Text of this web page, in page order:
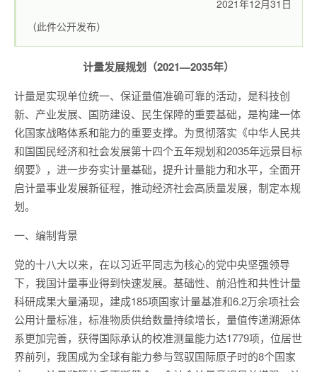
2021年12月31日
（此件公开发布）
计量发展规划（2021—2035年）
计量是实现单位统一、保证量值准确可靠的活动，是科技创
新、产业发展、国防建设、民生保障的重要基础，是构建一体
化国家战略体系和能力的重要支撑。为贯彻落实《中华人民共
和国国民经济和社会发展第十四个五年规划和2035年远景目标
纲要》，进一步夯实计量基础，提升计量能力和水平，全面开
启计量事业发展新征程，推动经济社会高质量发展，制定本规
划。
一、编制背景
党的十八大以来，在以习近平同志为核心的党中央坚强领导
下，我国计量事业得到快速发展。基础性、前沿性和共性计量
科研成果大量涌现，建成185项国家计量基准和6.2万余项社会
公用计量标准，标准物质供给数量持续增长，量值传递溯源体
系更加完善，获得国际承认的校准测量能力达1779项，位居世
界前列，我国成为全球有能力参与驾驭国际原子时的8个国家